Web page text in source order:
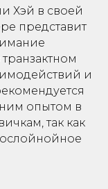
Хэй в своей
представит
и
опытом в
так как